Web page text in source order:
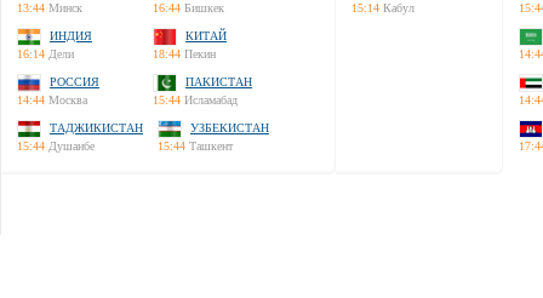
13:44 Минск
16:44 Бишкек
ИНДИЯ
16:14 Дели
КИТАЙ
18:44 Пекин
РОССИЯ
14:44 Москва
ПАКИСТАН
15:44 Исламабад
ТАДЖИКИСТАН
15:44 Душанбе
УЗБЕКИСТАН
15:44 Ташкент
15:14 Кабул